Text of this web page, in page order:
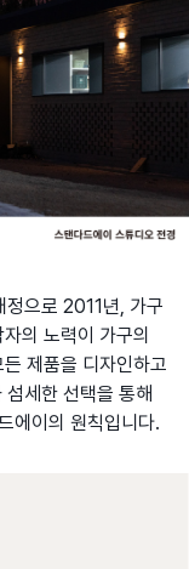
정으로 2011년, 가구
의 노력이 가구의
제품을 디자인하고
세한 선택을 통해
에이의 원칙입니다.